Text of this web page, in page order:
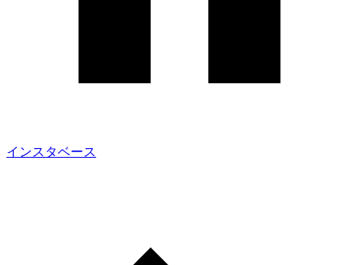
インスタベース